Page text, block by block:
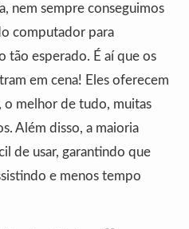
nem sempre conseguimos
computador para
tão esperado. É aí que os
em cena! Eles oferecem
melhor de tudo, muitas
Além disso, a maioria
de usar, garantindo que
e menos tempo